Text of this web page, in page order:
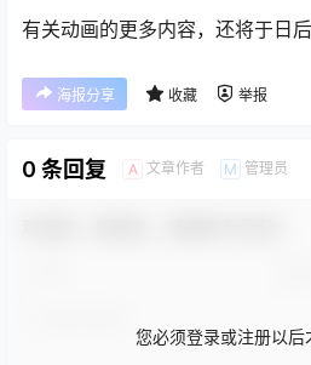
有关动画的更多内容，还将于日后
海报分享 收藏 举报
0 条回复 A 文章作者 M 管理员
您必须登录或注册以后